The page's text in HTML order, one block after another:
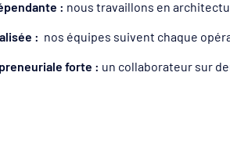
: nous travaillons en
: nos équipes suivent chaque
forte : un collaborateur sur